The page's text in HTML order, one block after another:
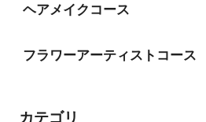
ヘアメイクコース
フラワーアーティストコース
カテゴリ